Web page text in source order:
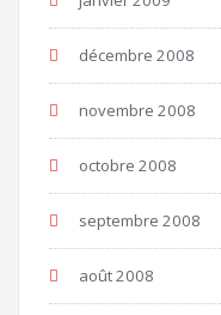
décembre 2008
novembre 2008
octobre 2008
septembre 2008
août 2008